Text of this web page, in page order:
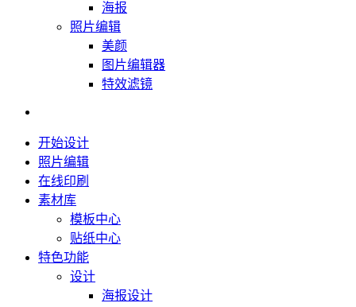
海报
照片编辑
美颜
图片编辑器
特效滤镜
开始设计
照片编辑
在线印刷
素材库
模板中心
贴纸中心
特色功能
设计
海报设计